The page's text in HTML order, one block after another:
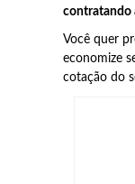
contratando
Você quer
economize
cotação do